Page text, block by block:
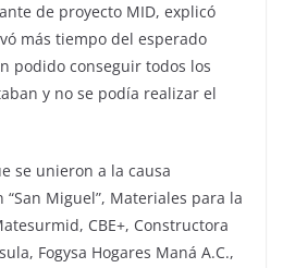
de proyecto MID, explicó
más tiempo del esperado
podido conseguir todos los
y no se podía realizar el
se unieron a la causa
Miguel”, Materiales para la
CBE+, Constructora
Fogysa Hogares Maná A.C.,